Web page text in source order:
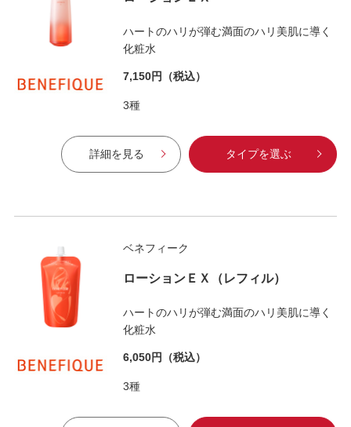
ハートのハリが弾む満面のハリ美肌に導く
化粧水
7,150円 （税込）
3種
詳細を見る タイプを選ぶ
ベネフィーク
ローションＥＸ（レフィル）
ハートのハリが弾む満面のハリ美肌に導く
化粧水
6,050円 （税込）
3種